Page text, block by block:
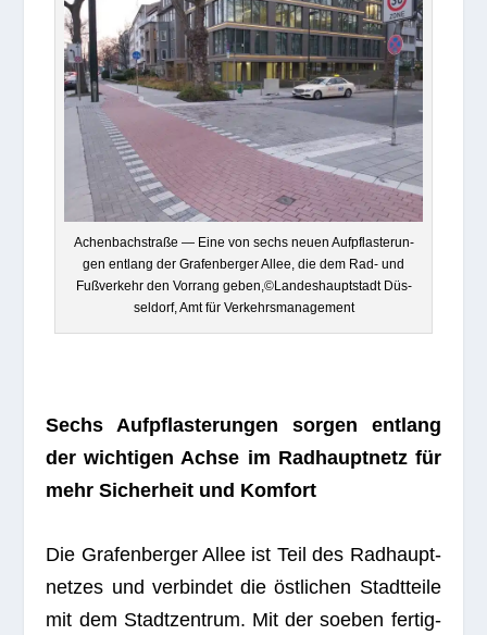
Achen­bach­straße — Eine von sechs neuen Auf­pflas­te­run­
gen ent­lang der Gra­fen­ber­ger Allee, die dem Rad- und
Fuß­ver­kehr den Vor­rang geben,©Landeshauptstadt Düs­
sel­dorf, Amt für Verkehrsmanagement
Sechs Auf­pflas­te­run­gen sor­gen ent­lang
der wich­ti­gen Achse im Rad­haupt­netz für
mehr Sicher­heit und Komfort
Die Gra­fen­ber­ger Allee ist Teil des Rad­haupt­
net­zes und ver­bin­det die öst­li­chen Stadt­teile
mit dem Stadt­zen­trum. Mit der soeben fer­tig­